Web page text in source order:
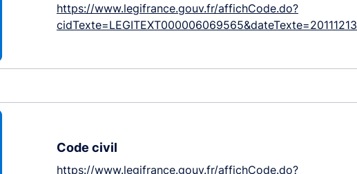
https://www.legifrance.gouv.fr/affichCode.do?
cidTexte=LEGITEXT000006069565&dateTexte=20111213
Code civil
https://www.legifrance.gouv.fr/affichCode.do?